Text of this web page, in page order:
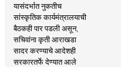
यासंदर्भात नुकतीच
सांस्कृतिक कार्यमंत्रालयाची
बैठकही पार पडली असून,
सचिवांना कृती आराखडा
सादर करण्याचे आदेशही
सरकारतर्फे देण्यात आले